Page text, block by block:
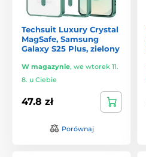
Techsuit Luxury Crystal
MagSafe, Samsung
Galaxy S25 Plus, zielony
W magazynie, we wtorek 11.
8. u Ciebie
47.8 zł
Porównaj